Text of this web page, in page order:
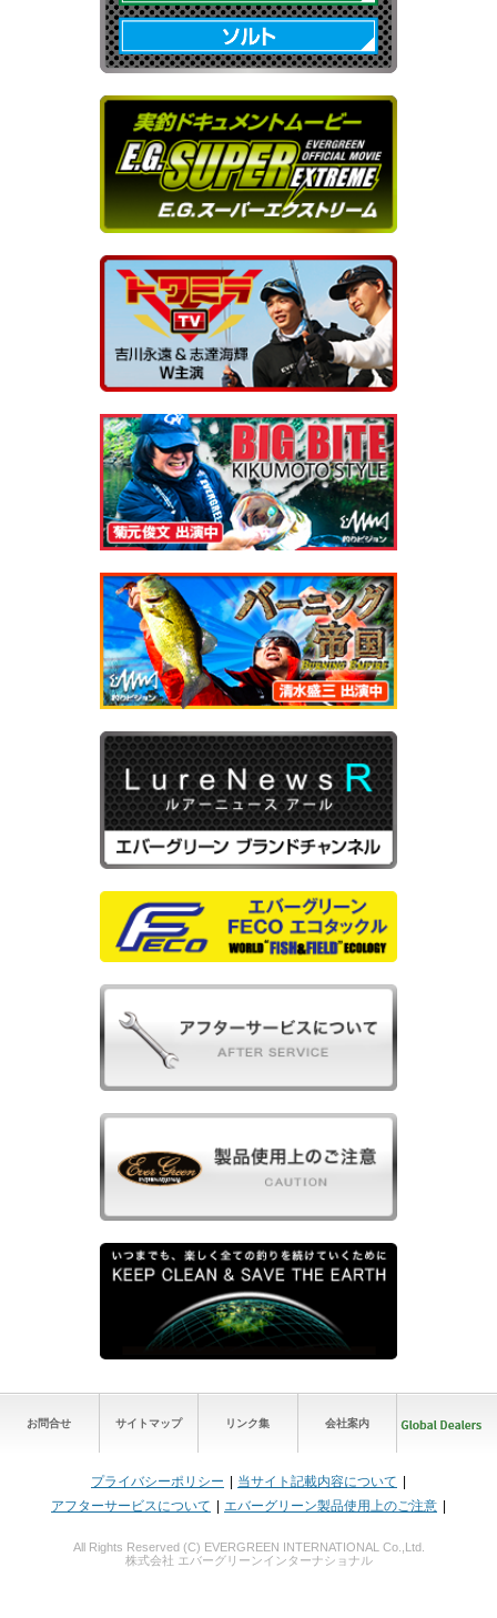
お問合せ サイトマップ リンク集 会社案内
プライバシーポリシー
当サイト記載内容について
アフターサービスについて
エバーグリーン製品使用上のご注意
All Rights Reserved (C) EVERGREEN INTERNATIONAL Co.,Ltd.
株式会社 エバーグリーンインターナショナル